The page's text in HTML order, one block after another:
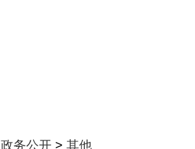
政务公开 > 其他